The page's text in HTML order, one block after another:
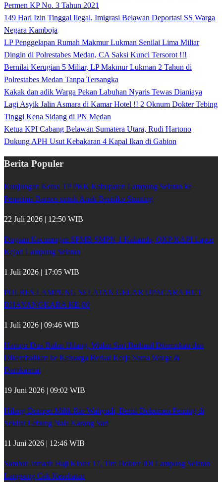
Permen KP No. 3 Tahun 2021
149 Hari Izin Tinggal Ilegal, Imigrasi Belawan Deportasi SS Warga
Negara Kamboja
LP Penggelapan Rumah Makmur Lukman Senilai Lima Miliar
Dingin di Polrestabes Medan, CA Saksi Kunci Tersorot !!!
Bernilai Kerugian 5 Miliar, LP Makmur Lukman 2 Tahun di
Polrestabes Medan Tanpa Tersangka
Kakak dan adik Warga Pekan Labuhan Nyaris Tewas Dianiaya
Lagi Asyik Jalin Asmara di Kamar Hotel !! 2 Oknum Dokter Tebing
Tinggi Kena Sidang di PN Medan
Ketua KPI Cabang Belawan Sumatera Utara, Rudi Hartono
Dukung APH Usut Kebakaran 4 Kapal Ikan di Gabion
Berita Populer
Kunjungan Ketua TP PKK Kabupaten Lampung Selatan ke
Penerima Bansos untuk Anak Berisiko Stunting
22 Juli 2026 | 12:50 WIB
Dugaan Kecurangan SPMB SMPN 1 Kalianda, OKP KAPI Lapor
Kejari Lampung Selatan
1 Juli 2026 | 17:05 WIB
POLRES LAMPUNG SELATAN GELAR UPACARA HUT
BHAYANGKARA KE-80
1 Juli 2026 | 09:46 WIB
Hampir Dua Bulan Hilang, Wulan Sari Berhasil Ditemukan dan
Dikembalikan ke Keluarga Berkat Kerja Sama Warga &
Damkarmat
19 Juni 2026 | 09:02 WIB
Hilang Dompet Milik Rio Wahyudi, Berisi Dokumen Penting di
Sekitar Lebung Nala Karang Sari
11 Juni 2026 | 12:46 WIB
Sambut Jamaah Haji Kloter 17, Tim Dokter IDI Lampung Selatan
Langsung Cek Kesehatan